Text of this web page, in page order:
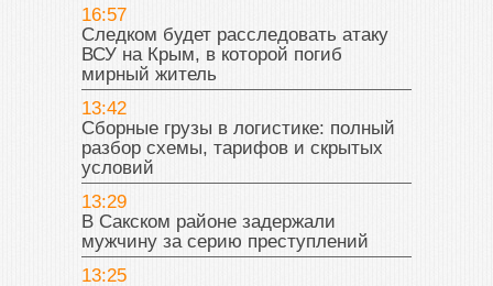
16:57
Следком будет расследовать атаку
ВСУ на Крым, в которой погиб
мирный житель
13:42
Сборные грузы в логистике: полный
разбор схемы, тарифов и скрытых
условий
13:29
В Сакском районе задержали
мужчину за серию преступлений
13:25